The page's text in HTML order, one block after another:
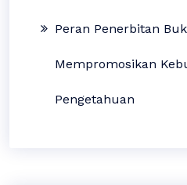
Peran Penerbitan
Mempromosikan
Pengetahuan